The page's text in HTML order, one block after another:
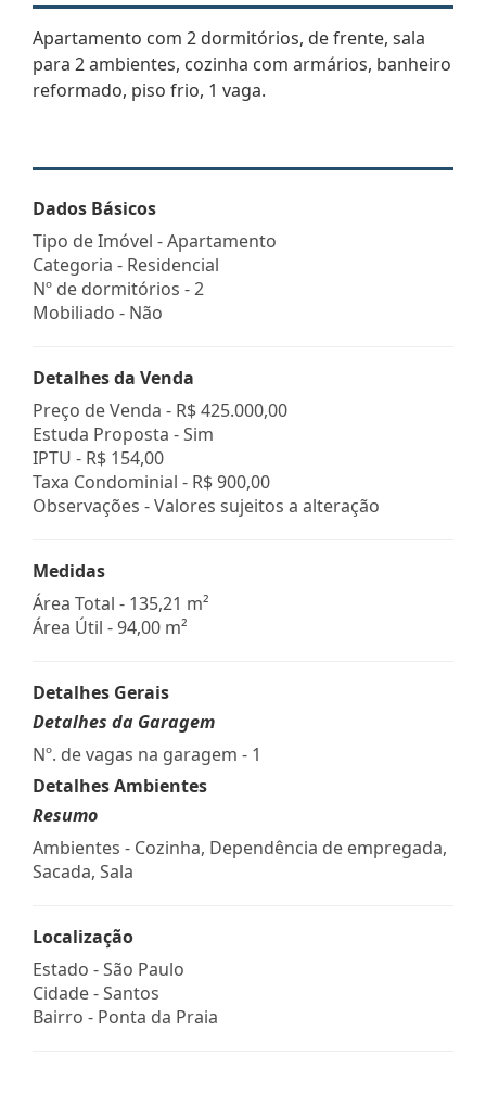
Apartamento com 2 dormitórios, de frente, sala
para 2 ambientes, cozinha com armários, banheiro
reformado, piso frio, 1 vaga.
Dados Básicos
Tipo de Imóvel - Apartamento
Categoria - Residencial
Nº de dormitórios - 2
Mobiliado - Não
Detalhes da Venda
Preço de Venda - R$ 425.000,00
Estuda Proposta - Sim
IPTU - R$ 154,00
Taxa Condominial - R$ 900,00
Observações - Valores sujeitos a alteração
Medidas
Área Total - 135,21 m²
Área Útil - 94,00 m²
Detalhes Gerais
Detalhes da Garagem
Nº. de vagas na garagem - 1
Detalhes Ambientes
Resumo
Ambientes - Cozinha, Dependência de empregada,
Sacada, Sala
Localização
Estado -São Paulo
Cidade -Santos
Bairro - Ponta da Praia